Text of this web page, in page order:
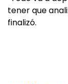
tener que
finalizó.